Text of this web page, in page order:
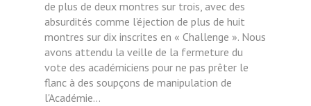
de plus de deux montres sur trois, avec des
absurdités comme l’éjection de plus de huit
montres sur dix inscrites en « Challenge ». Nous
avons attendu la veille de la fermeture du
vote des académiciens pour ne pas prêter le
flanc à des soupçons de manipulation de
l'Académie…